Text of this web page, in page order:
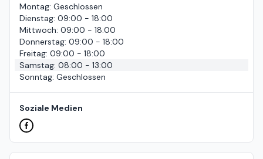
Montag: Geschlossen
Dienstag: 09:00 - 18:00
Mittwoch: 09:00 - 18:00
Donnerstag: 09:00 - 18:00
Freitag: 09:00 - 18:00
Samstag: 08:00 - 13:00
Sonntag: Geschlossen
Soziale Medien